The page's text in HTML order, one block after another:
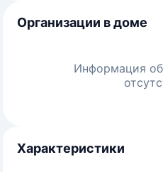
Организации в доме
Информация
Характеристики